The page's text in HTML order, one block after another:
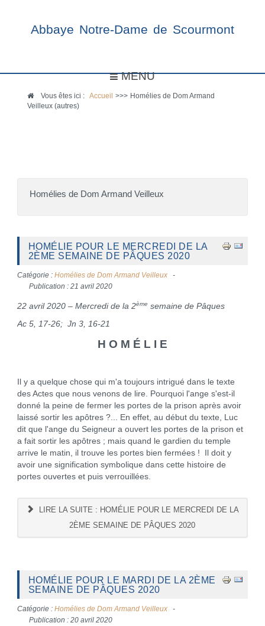
Abbaye Notre-Dame de Scourmont
MENU
Vous êtes ici :Accueil >>> Homélies de Dom Armand
Veilleux (autres)
Homélies de Dom Armand Veilleux
HOMÉLIE POUR LE MERCREDI DE LA
2ÈME SEMAINE DE PÂQUES 2020
Catégorie : Homélies de Dom Armand Veilleux
Publication : 21 avril 2020
22 avril 2020 – Mercredi de la 2ème semaine de Pâques
Ac 5, 17-26; Jn 3, 16-21
H O M É L I E
Il y a quelque chose qui m'a toujours intrigué dans le texte
des Actes que nous venons de lire. Pourquoi l'ange s'est-il
donné la peine de fermer les portes de la prison après avoir
laissé sortir les apôtres ?... En effet, au début du texte, Luc
dit que l'ange du Seigneur a ouvert les portes de la prison et
a fait sortir les apôtres ; mais quand le gardien du temple
arrive le matin, il trouve les portes bien fermées ! Il doit y
avoir une signification symbolique dans cette histoire de
portes ouvertes et puis verrouillées.
LIRE LA SUITE : HOMÉLIE POUR LE MERCREDI DE LA
2ÈME SEMAINE DE PÂQUES 2020
HOMÉLIE POUR LE MARDI DE LA 2ÈME
SEMAINE DE PÂQUES 2020
Catégorie : Homélies de Dom Armand Veilleux
Publication : 20 avril 2020